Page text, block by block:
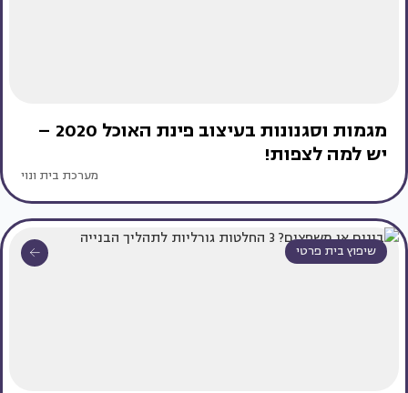
מגמות וסגנונות בעיצוב פינת האוכל 2020 –
יש למה לצפות!
מערכת בית ונוי
שיפוץ בית פרטי